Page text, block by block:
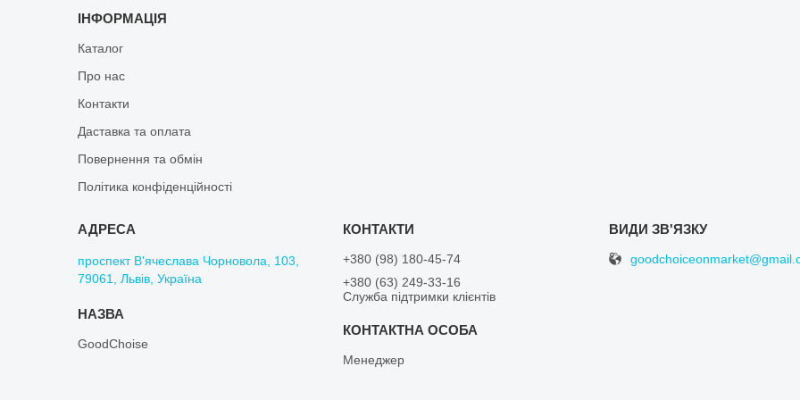
ІНФОРМАЦІЯ
Каталог
Про нас
Контакти
Даставка та оплата
Повернення та обмін
Політика конфіденційності
проспект В'ячеслава Чорновола, 103,
79061, Львів, Україна
GoodChoise
+380 (98) 180-45-74
+380 (63) 249-33-16
Служба підтримки клієнтів
Менеджер